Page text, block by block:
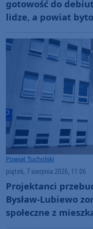
gotowość do
lidze, a powiat
Powiat Tucholski
piątek, 7 sierpnia 2026, 11:06
Projektanci
Bysław-Lubiewo
społeczne z